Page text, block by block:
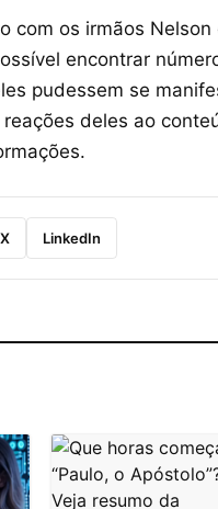
com os irmãos
encontrar
pudessem se
deles ao
X LinkedIn